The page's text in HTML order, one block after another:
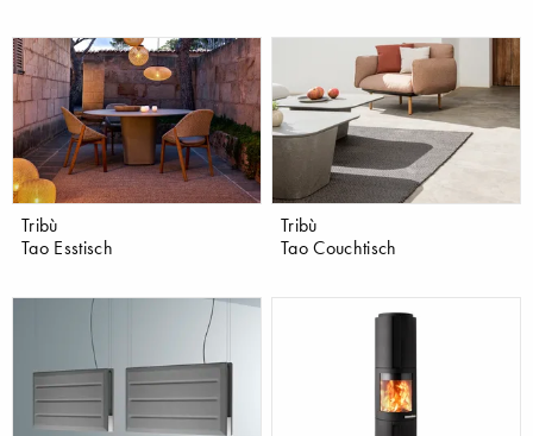
Tribù
Tao Esstisch
Tribù
Tao Couchtisch